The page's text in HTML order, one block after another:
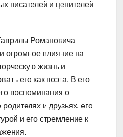
писателей и ценителей
Романовича
огромное влияние на
жизнь и
его как поэта. В его
воспоминания о
и друзьях, его
и его стремление к